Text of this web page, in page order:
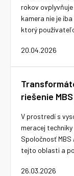
20.04.2026
rokov
kamera nie je
ktorý
riešenie
26.03.2026
V prostredí s
meracej
Spoločnosť
tejto oblasti a